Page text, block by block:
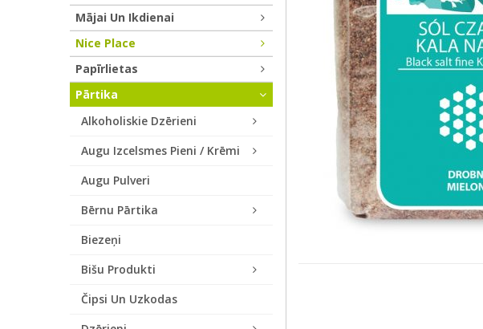
Mājai Un Ikdienai
Nice Place
Papīrlietas
Pārtika
Alkoholiskie Dzērieni
Augu Izcelsmes Pieni / Krēmi
Augu Pulveri
Bērnu Pārtika
Biezeņi
Bišu Produkti
Čipsi Un Uzkodas